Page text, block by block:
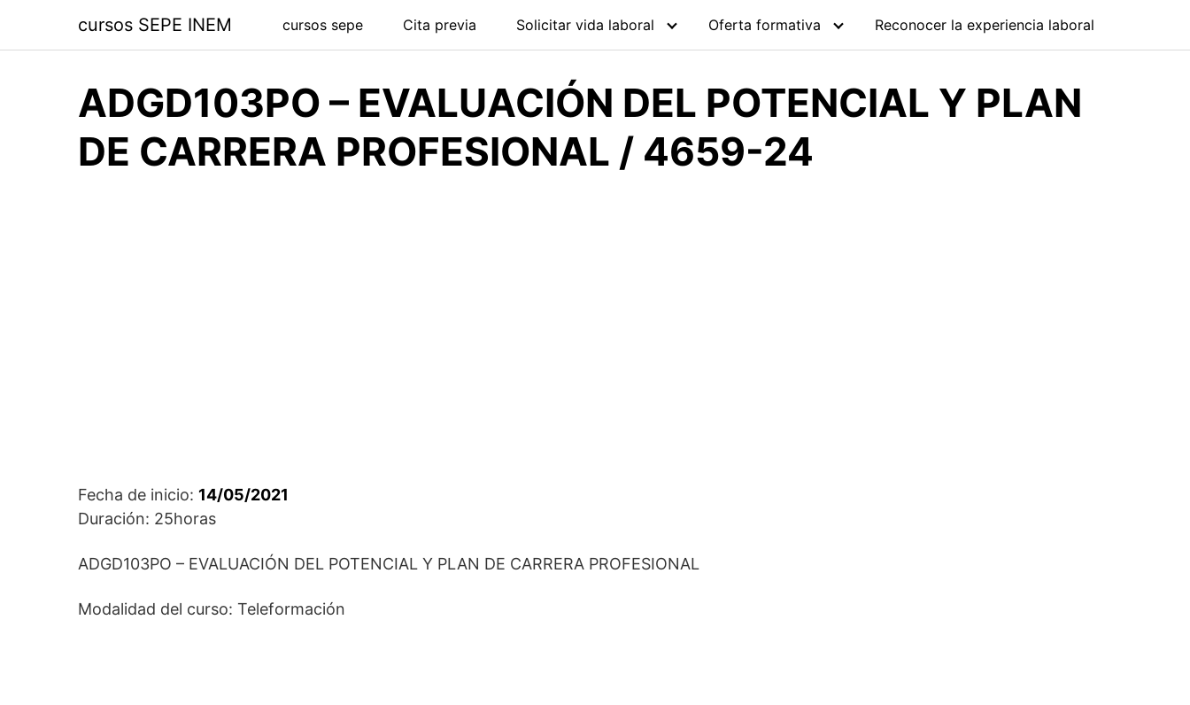
contenido
cursos SEPE INEM cursos sepe Cita previa Solicitar vida laboral Oferta formativa Reconocer la experiencia laboral
ADGD103PO – EVALUACIÓN DEL POTENCIAL Y PLAN
DE CARRERA PROFESIONAL / 4659-24
Fecha de inicio: 14/05/2021
Duración: 25horas
ADGD103PO – EVALUACIÓN DEL POTENCIAL Y PLAN DE CARRERA PROFESIONAL
Modalidad del curso: Teleformación